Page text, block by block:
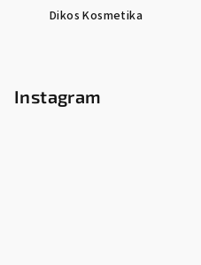
Dikos Kosmetika
Instagram